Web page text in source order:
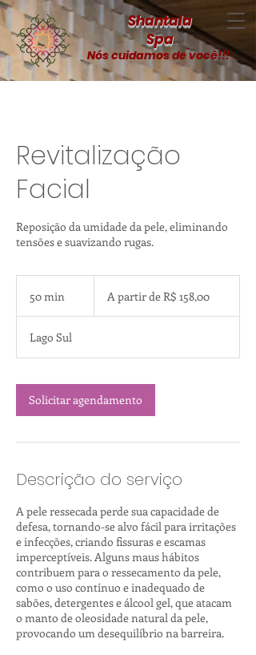
Shantala
Spa
Nós cuidamos de você!!!
Revitalização
Facial
Reposição da umidade da pele, eliminando
tensões e suavizando rugas.
50 min
i
n
158,00
A partir de R$ 158,00
Lago Sul
Solicitar agendamento
Descrição do serviço
A pele ressecada perde sua capacidade de
defesa, tornando-se alvo fácil para irritações
e infecções, criando fissuras e escamas
imperceptíveis. Alguns maus hábitos
contribuem para o ressecamento da pele,
como o uso contínuo e inadequado de
sabões, detergentes e álcool gel, que atacam
o manto de oleosidade natural da pele,
provocando um desequilíbrio na barreira.